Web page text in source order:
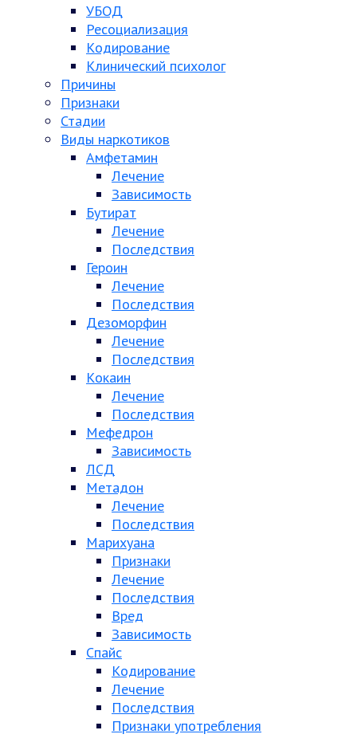
УБОД
Ресоциализация
Кодирование
Клинический психолог
Причины
Признаки
Стадии
Виды наркотиков
Амфетамин
Лечение
Зависимость
Бутират
Лечение
Последствия
Героин
Лечение
Последствия
Дезоморфин
Лечение
Последствия
Кокаин
Лечение
Последствия
Мефедрон
Зависимость
ЛСД
Метадон
Лечение
Последствия
Марихуана
Признаки
Лечение
Последствия
Вред
Зависимость
Спайс
Кодирование
Лечение
Последствия
Признаки употребления